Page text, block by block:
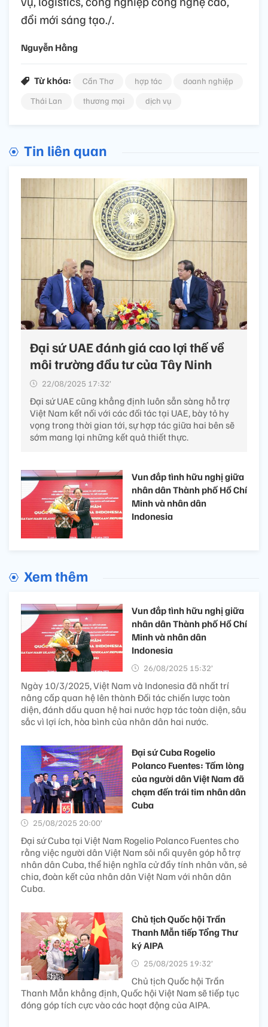
đổi mới sáng tạo./.
Nguyễn Hằng
Từ khóa: Cần Thơ hợp tác
doanh nghiệp
Thái Lan
thương mại dịch vụ
Tin liên quan
Đại sứ UAE đánh giá cao lợi thế về
môi trường đầu tư của Tây Ninh
22/08/2025 17:32’
Đại sứ UAE cũng khẳng định luôn sẵn sàng hỗ trợ
Việt Nam kết nối với các đối tác tại UAE, bày tỏ hy
vọng trong thời gian tới, sự hợp tác giữa hai bên sẽ
sớm mang lại những kết quả thiết thực.
Vun đắp tình hữu nghị giữa
nhân dân Thành phố Hồ Chí
Minh và nhân dân
Indonesia
Xem thêm
Vun đắp tình hữu nghị giữa
nhân dân Thành phố Hồ Chí
Minh và nhân dân
Indonesia
26/08/2025 15:32’
Ngày 10/3/2025, Việt Nam và Indonesia đã nhất trí
nâng cấp quan hệ lên thành Đối tác chiến lược toàn
diện, đánh dấu quan hệ hai nước hợp tác toàn diện, sâu
sắc vì lợi ích, hòa bình của nhân dân hai nước.
Đại sứ Cuba Rogelio
Polanco Fuentes: Tấm lòng
của người dân Việt Nam đã
chạm đến trái tim nhân dân
Cuba
25/08/2025 20:00’
Đại sứ Cuba tại Việt Nam Rogelio Polanco Fuentes cho
rằng việc người dân Việt Nam sôi nổi quyên góp hỗ trợ
nhân dân Cuba, thể hiện nghĩa cử đầy tính nhân văn, sẻ
chia, đoàn kết của nhân dân Việt Nam với nhân dân
Cuba.
Chủ tịch Quốc hội Trần
Thanh Mẫn tiếp Tổng Thư
ký AIPA
25/08/2025 19:32’
Chủ tịch Quốc hội Trần
Thanh Mẫn khẳng định, Quốc hội Việt Nam sẽ tiếp tục
đóng góp tích cực vào các hoạt động của AIPA.